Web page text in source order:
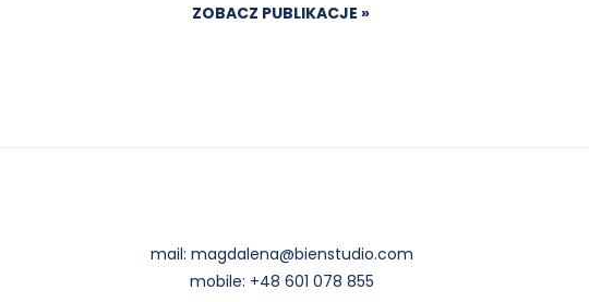
ZOBACZ PUBLIKACJE »
mail: magdalena@bienstudio.com
mobile: +48 601 078 855